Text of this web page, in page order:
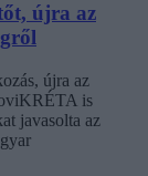
újra az
újra az
is
javasolta az